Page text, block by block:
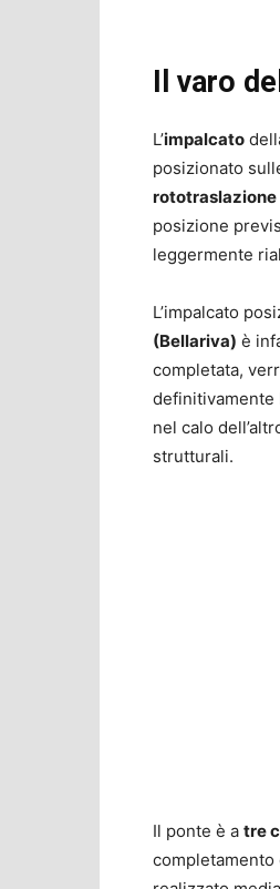
Il varo
L’impalcato
posizionato
rototraslazione
posizione
leggermente
L’impalcato
(Bellariva) è
completata,
definitivamente
nel calo
strutturali.
Il ponte è a tre